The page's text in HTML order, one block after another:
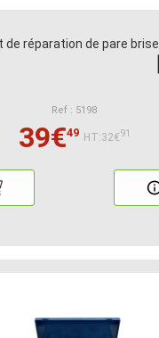
de réparation de pare brise
Ref : 5198
39€49 HT:32€91